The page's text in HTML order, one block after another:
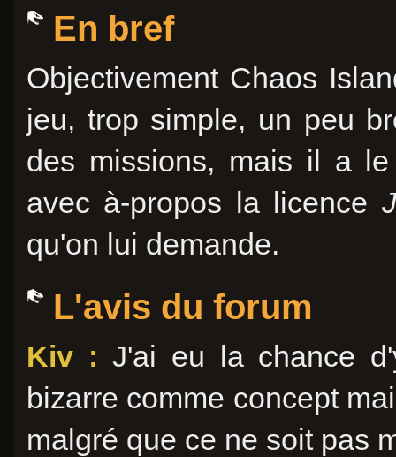
En bref
Objectivement Chaos
jeu, trop simple, un peu
des missions, mais il a
avec à-propos la licence
qu'on lui demande.
L'avis du forum
Kiv : J'ai eu la chance
bizarre comme concept
malgré que ce ne soit pas